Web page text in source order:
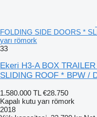
FOLDING SIDE DOORS *
yarı römork
33
Ekeri H3-A BOX
SLIDING ROOF * BPW /
1.580.000 TL €28.750
Kapalı kutu yarı römork
2018